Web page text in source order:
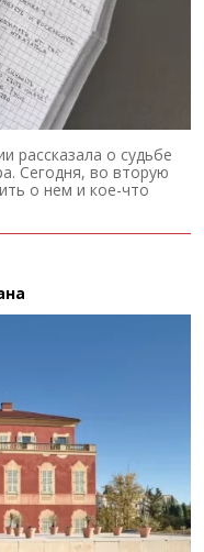
рассказала о судьбе
Сегодня, во вторую
о нем и кое-что